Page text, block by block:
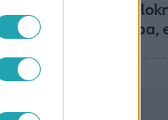
A
ezt abba,